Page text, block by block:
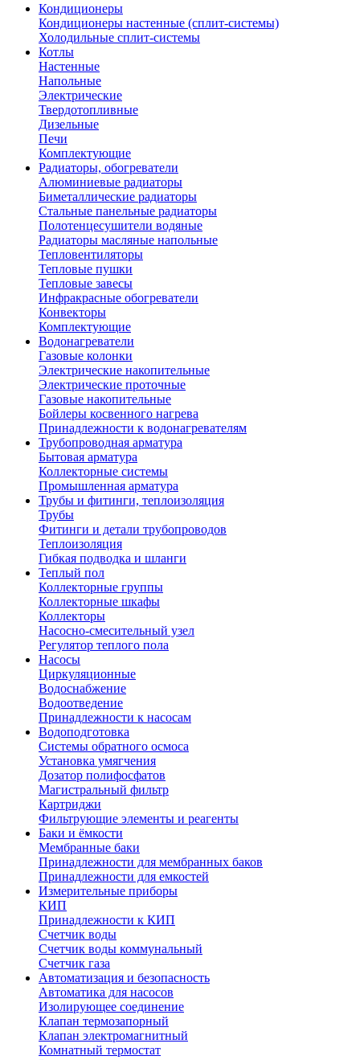
Кондиционеры
Кондиционеры настенные (сплит-системы)
Холодильные сплит-системы
Котлы
Настенные
Напольные
Электрические
Твердотопливные
Дизельные
Печи
Комплектующие
Радиаторы, обогреватели
Алюминиевые радиаторы
Биметаллические радиаторы
Стальные панельные радиаторы
Полотенцесушители водяные
Радиаторы масляные напольные
Тепловентиляторы
Тепловые пушки
Тепловые завесы
Инфракрасные обогреватели
Конвекторы
Комплектующие
Водонагреватели
Газовые колонки
Электрические накопительные
Электрические проточные
Газовые накопительные
Бойлеры косвенного нагрева
Принадлежности к водонагревателям
Трубопроводная арматура
Бытовая арматура
Коллекторные системы
Промышленная арматура
Трубы и фитинги, теплоизоляция
Трубы
Фитинги и детали трубопроводов
Теплоизоляция
Гибкая подводка и шланги
Теплый пол
Коллекторные группы
Коллекторные шкафы
Коллекторы
Насосно-смесительный узел
Регулятор теплого пола
Насосы
Циркуляционные
Водоснабжение
Водоотведение
Принадлежности к насосам
Водоподготовка
Системы обратного осмоса
Установка умягчения
Дозатор полифосфатов
Магистральный фильтр
Картриджи
Фильтрующие элементы и реагенты
Баки и ёмкости
Мембранные баки
Принадлежности для мембранных баков
Принадлежности для емкостей
Измерительные приборы
КИП
Принадлежности к КИП
Счетчик воды
Счетчик воды коммунальный
Счетчик газа
Автоматизация и безопасность
Автоматика для насосов
Изолирующее соединение
Клапан термозапорный
Клапан электромагнитный
Комнатный термостат